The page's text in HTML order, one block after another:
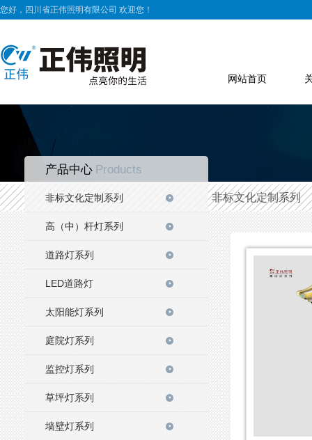
您好，四川省正伟照明有限公司 欢迎您！
网站首页
非标文化定制系列
产品中心 Products
非标文化定制系列
高（中）杆灯系列
道路灯系列
LED道路灯
太阳能灯系列
庭院灯系列
监控灯系列
草坪灯系列
墙壁灯系列